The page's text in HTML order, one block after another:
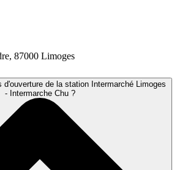
87000 Limoges
d'ouverture de la station Intermarché Limoges
- Intermarche Chu ?